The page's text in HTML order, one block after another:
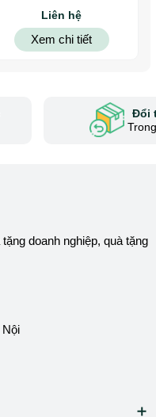
highlight 7
Liên hệ
Xem chi tiết
Đổi
doanh nghiệp, quà tặng